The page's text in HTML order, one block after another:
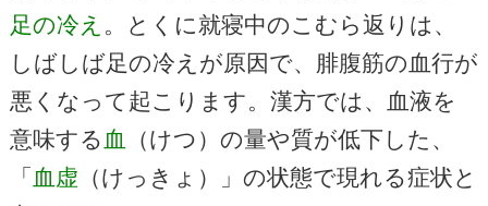
足の冷え 。とくに就寝中のこむら返りは、
しばしば足の冷えが原因で、腓腹筋の血行が
悪くなって起こります。漢方では、血液を
意味する 血
（けつ）の量や質が低下した、
「 血虚 （けっきょ）」の状態で現れる症状と